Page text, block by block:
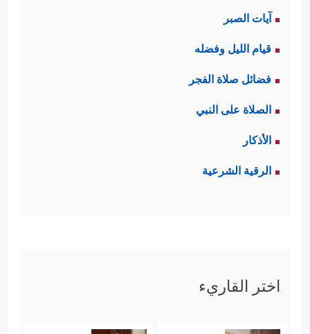
آيات الصبر
قيام الليل وفضله
فضائل صلاة الفجر
الصلاة على النبي
الأذكار
الرقية الشرعية
اختر القاريء